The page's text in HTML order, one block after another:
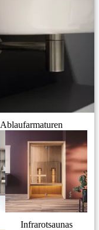
Ablaufarmaturen
Infrarotsaunas